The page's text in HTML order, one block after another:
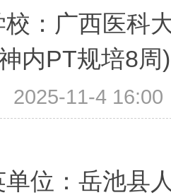
：广西医科
内PT规培8周)
2025-11-4 16:00
位：岳池县